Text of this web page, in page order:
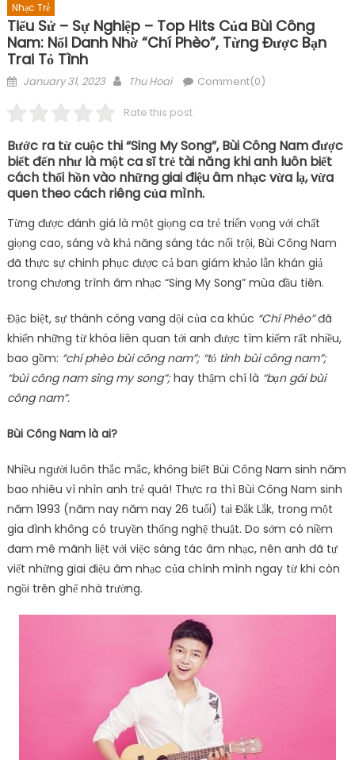
Nhạc Trẻ
Tiểu Sử – Sự Nghiệp – Top Hits Của Bùi Công
Nam: Nổi Danh Nhờ “Chí Phèo”, Từng Được Bạn
Trai Tỏ Tình
Posted
January 31, 2023 Author
Thu Hoai Comment(0)
Rate this post
Bước ra từ cuộc thi “Sing My Song”, Bùi Công Nam được
biết đến như là một ca sĩ trẻ tài năng khi anh luôn biết
cách thổi hồn vào những giai điệu âm nhạc vừa lạ, vừa
quen theo cách riêng của mình.
Từng được đánh giá là một giọng ca trẻ triển vọng với chất
giọng cao, sáng và khả năng sáng tác nổi trội, Bùi Công Nam
đã thực sự chinh phục được cả ban giám khảo lẫn khán giả
trong chương trình âm nhạc “Sing My Song” mùa đầu tiên.
Đặc biệt, sự thành công vang dội của ca khúc “Chí Phèo”đã
khiến những từ khóa liên quan tới anh được tìm kiếm rất nhiều,
bao gồm: “chí phèo bùi công nam”; “tỏ tình bùi công nam”;
“bùi công nam sing my song”;hay thậm chí là “bạn gái bùi
công nam”.
Bùi Công Nam là ai?
Nhiều người luôn thắc mắc, không biết Bùi Công Nam sinh năm
bao nhiêu vì nhìn anh trẻ quá! Thực ra thì Bùi Công Nam sinh
năm 1993 (năm nay năm nay 26 tuổi) tại Đắk Lắk, trong một
gia đình không có truyền thống nghệ thuật. Do sớm có niềm
đam mê mãnh liệt với việc sáng tác âm nhạc, nên anh đã tự
viết những giai điệu âm nhạc của chính mình ngay từ khi còn
ngồi trên ghế nhà trường.